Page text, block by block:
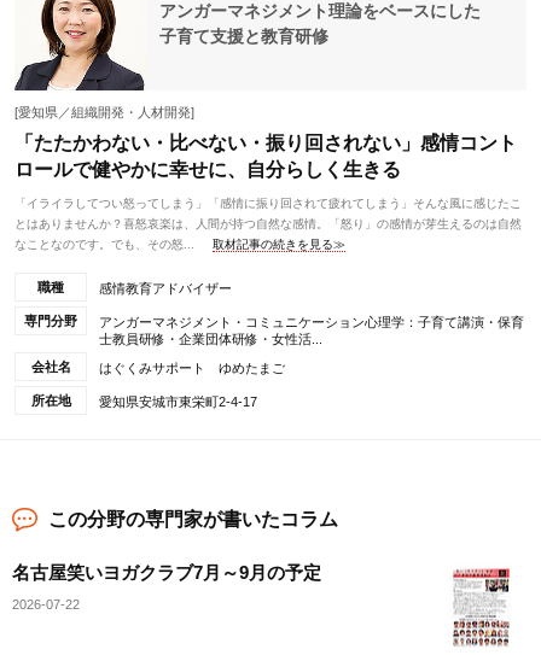
アンガーマネジメント理論をベースにした
子育て支援と教育研修
[愛知県／組織開発・人材開発]
「たたかわない・比べない・振り回されない」感情コント
ロールで健やかに幸せに、自分らしく生きる
「イライラしてつい怒ってしまう」「感情に振り回されて疲れてしまう」そんな風に感じたこ
とはありませんか？喜怒哀楽は、人間が持つ自然な感情。「怒り」の感情が芽生えるのは自然
なことなのです。でも、その怒...
取材記事の続きを見る≫
職種 感情教育アドバイザー
専門分野
アンガーマネジメント・コミュニケーション心理学：子育て講演・保育
士教員研修・企業団体研修・女性活...
会社名
はぐくみサポート ゆめたまご
所在地 愛知県安城市東栄町2-4-17
この分野の専門家が書いたコラム
名古屋笑いヨガクラブ7月～9月の予定
2026-07-22